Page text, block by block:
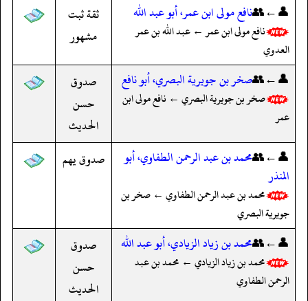
👤←👥نافع مولى ابن عمر، أبو عبد الله
نافع مولى ابن عمر ← عبد الله بن عمر
العدوي
ثقة ثبت
مشهور
👤←👥صخر بن جويرية البصري، أبو نافع
صخر بن جويرية البصري ← نافع مولى ابن
عمر
صدوق
حسن
الحديث
👤←👥محمد بن عبد الرحمن الطفاوي، أبو
المنذر
محمد بن عبد الرحمن الطفاوي ← صخر بن
جويرية البصري
صدوق يهم
👤←👥محمد بن زياد الزيادي، أبو عبد الله
محمد بن زياد الزيادي ← محمد بن عبد
الرحمن الطفاوي
صدوق
حسن
الحديث